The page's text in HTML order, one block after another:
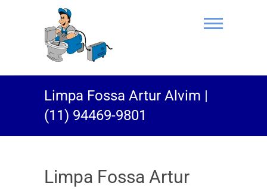
(11) 94469-
9801 |
Rei do Esgoto
Limpa Fossa Artur Alvim |
(11) 94469-9801
Limpa Fossa Artur